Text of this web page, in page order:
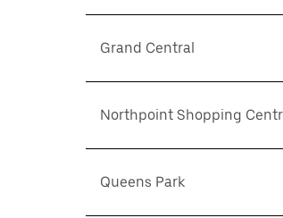
Grand Central
Northpoint Shopping
Queens Park